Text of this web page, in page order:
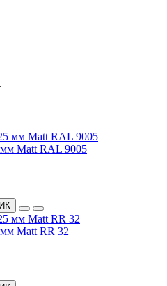
мм Мatt RAL 9005
мм Мatt RR 32